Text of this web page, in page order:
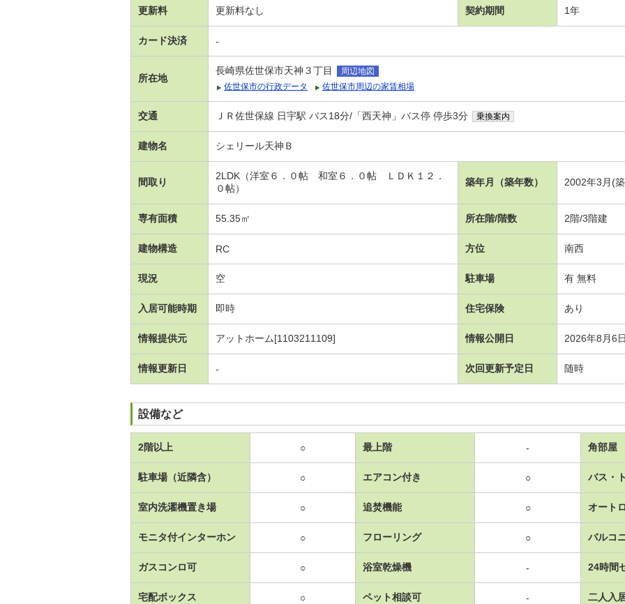
更新料 更新料なし 契約期間 1年
カード決済 -
所在地
長崎県佐世保市天神３丁目
周辺地図
佐世保市の行政データ
佐世保市周辺の家賃相場
交通 ＪＲ佐世保線 日宇駅 バス18分/「西天神」バス停 停歩3分 乗換案内
建物名 シェリール天神Ｂ
間取り
2LDK（洋室６．０帖 和室６．０帖 ＬＤＫ１２．
０帖）
築年月（築年数） 2002年3月(
専有面積 55.35㎡ 所在階/階数 2階/3階建
建物構造 RC 方位 南西
現況 空 駐車場 有 無料
入居可能時期 即時 住宅保険 あり
情報提供元 アットホーム[1103211109] 情報公開日 2026年8月6日
情報更新日 - 次回更新予定日 随時
設備など
2階以上 ○ 最上階 - 角部屋
駐車場（近隣含） ○ エアコン付き ○ バス・
室内洗濯機置き場 ○ 追焚機能 ○ オート
モニタ付インターホン ○ フローリング ○ バルコ
ガスコンロ可 ○ 浴室乾燥機 - 24時間
宅配ボックス ○ ペット相談可 - 二人入